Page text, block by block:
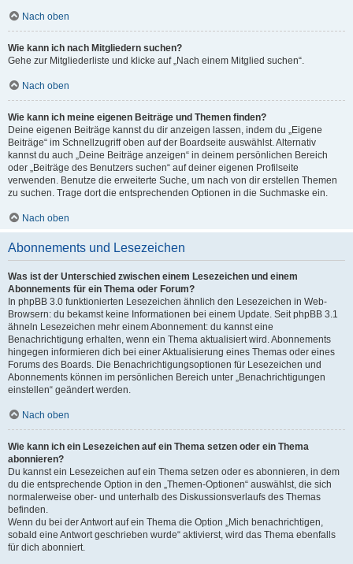
Nach oben
Wie kann ich nach Mitgliedern suchen?
Gehe zur Mitgliederliste und klicke auf „Nach einem Mitglied suchen“.
Nach oben
Wie kann ich meine eigenen Beiträge und Themen finden?
Deine eigenen Beiträge kannst du dir anzeigen lassen, indem du „Eigene
Beiträge“ im Schnellzugriff oben auf der Boardseite auswählst. Alternativ
kannst du auch „Deine Beiträge anzeigen“ in deinem persönlichen Bereich
oder „Beiträge des Benutzers suchen“ auf deiner eigenen Profilseite
verwenden. Benutze die erweiterte Suche, um nach von dir erstellen Themen
zu suchen. Trage dort die entsprechenden Optionen in die Suchmaske ein.
Nach oben
Abonnements und Lesezeichen
Was ist der Unterschied zwischen einem Lesezeichen und einem
Abonnements für ein Thema oder Forum?
In phpBB 3.0 funktionierten Lesezeichen ähnlich den Lesezeichen in Web-
Browsern: du bekamst keine Informationen bei einem Update. Seit phpBB 3.1
ähneln Lesezeichen mehr einem Abonnement: du kannst eine
Benachrichtigung erhalten, wenn ein Thema aktualisiert wird. Abonnements
hingegen informieren dich bei einer Aktualisierung eines Themas oder eines
Forums des Boards. Die Benachrichtigungsoptionen für Lesezeichen und
Abonnements können im persönlichen Bereich unter „Benachrichtigungen
einstellen“ geändert werden.
Nach oben
Wie kann ich ein Lesezeichen auf ein Thema setzen oder ein Thema
abonnieren?
Du kannst ein Lesezeichen auf ein Thema setzen oder es abonnieren, in dem
du die entsprechende Option in den „Themen-Optionen“ auswählst, die sich
normalerweise ober- und unterhalb des Diskussionsverlaufs des Themas
befinden.
Wenn du bei der Antwort auf ein Thema die Option „Mich benachrichtigen,
sobald eine Antwort geschrieben wurde“ aktivierst, wird das Thema ebenfalls
für dich abonniert.